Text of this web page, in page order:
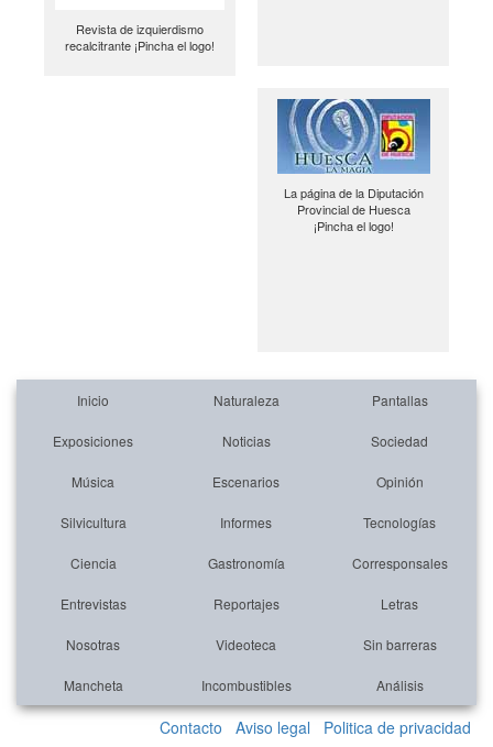
Revista de izquierdismo
recalcitrante ¡Pincha el logo!
La página de la Diputación
Provincial de Huesca
¡Pincha el logo!
Inicio Naturaleza Pantallas
Exposiciones Noticias Sociedad
Música Escenarios Opinión
Silvicultura Informes Tecnologías
Ciencia Gastronomía Corresponsales
Entrevistas Reportajes Letras
Nosotras Videoteca Sin barreras
Mancheta Incombustibles Análisis
Contacto Aviso legal Politica de privacidad